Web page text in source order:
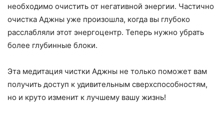
необходимо очистить от негативной энергии. Частично
очистка Аджны уже произошла, когда вы глубоко
расслабляли этот энергоцентр. Теперь нужно убрать
более глубинные блоки.
Эта медитация чистки Аджны не только поможет вам
получить доступ к удивительным сверхспособностям,
но и круто изменит к лучшему вашу жизнь!